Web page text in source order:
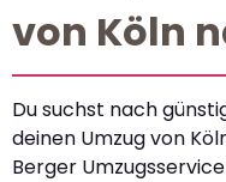
von Köln
Du suchst nach
deinen Umzug von
Berger